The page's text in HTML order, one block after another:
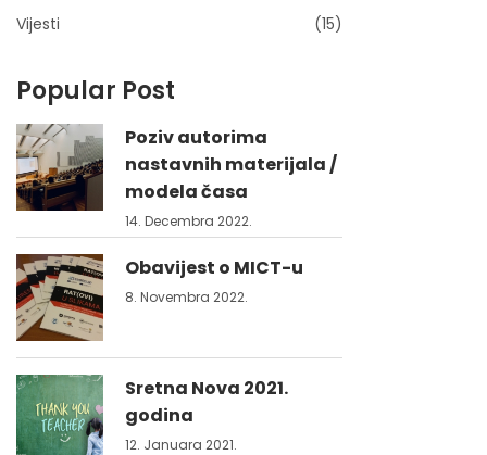
Vijesti
(15)
Popular Post
Poziv autorima
nastavnih materijala /
modela časa
14. Decembra 2022.
Obavijest o MICT-u
8. Novembra 2022.
Sretna Nova 2021.
godina
12. Januara 2021.